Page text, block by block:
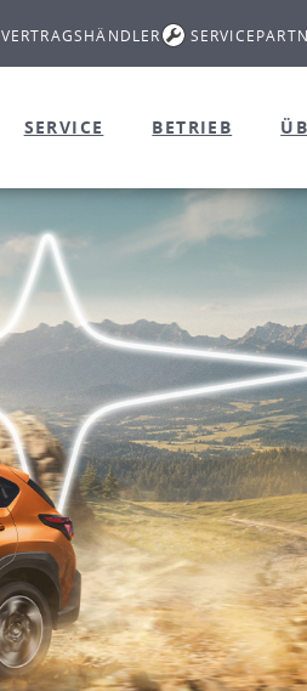
VERTRAGSHÄNDLER
SERVICE BETRIEB